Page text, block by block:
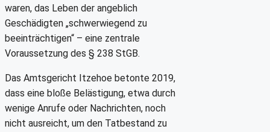
waren, das Leben der angeblich
Geschädigten „schwerwiegend zu
beeinträchtigen“ – eine zentrale
Voraussetzung des § 238 StGB.
Das Amtsgericht Itzehoe betonte 2019,
dass eine bloße Belästigung, etwa durch
wenige Anrufe oder Nachrichten, noch
nicht ausreicht, um den Tatbestand zu